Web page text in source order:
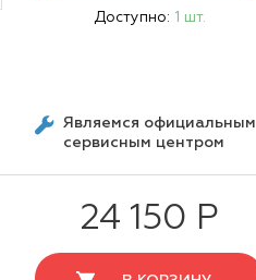
Доступно: 1 шт.
Являемся официальным
сервисным центром
24 150 Р